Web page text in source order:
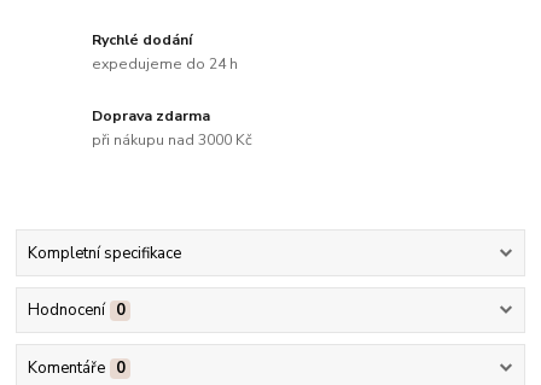
Rychlé dodání
expedujeme do 24 h
Doprava zdarma
při nákupu nad 3000 Kč
Kompletní specifikace
Hodnocení 0
Komentáře 0